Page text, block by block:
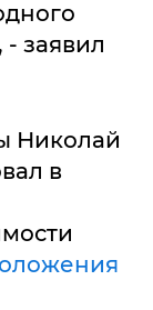
- заявил
Николай
в